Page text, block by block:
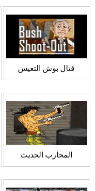
قتال بوش التعيس
المحارب الحديث